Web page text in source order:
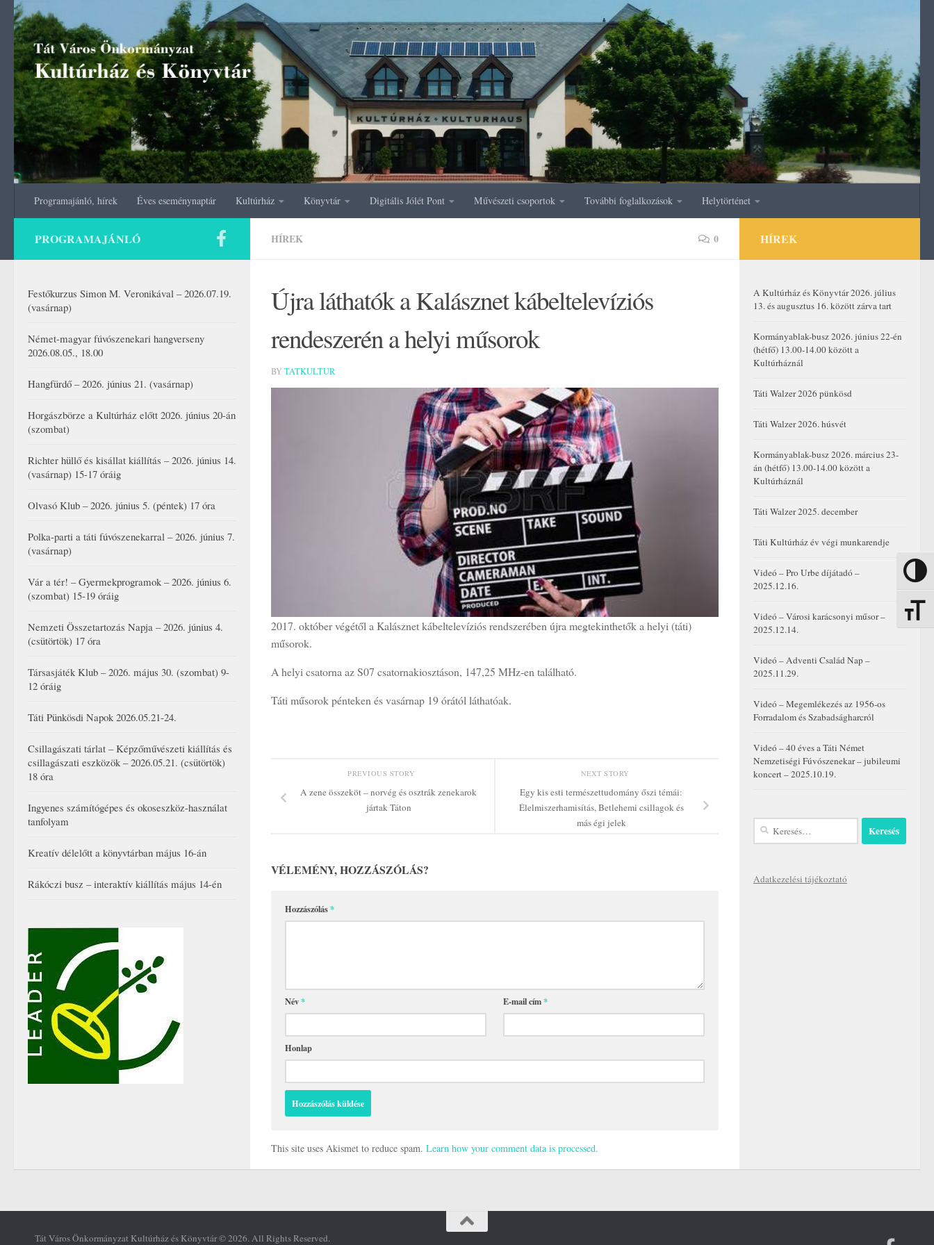
Nagy
Skip to content
Programajánló, hírek Éves eseménynaptár Kultúrház Könyvtár Digitális Jólét Pont Művészeti csoportok További foglalkozások Helytörténet
HÍREK 0
Újra láthatók a Kalásznet kábeltelevíziós
rendeszerén a helyi műsorok
BY TATKULTUR
2017. október végétől a Kalásznet kábeltelevíziós rendszerében újra megtekinthetők a helyi (táti)
műsorok.
A helyi csatorna az S07 csatornakiosztáson, 147,25 MHz-en található.
Táti műsorok pénteken és vasárnap 19 órától láthatóak.
NEXT STORY
Egy kis esti természettudomány őszi témái:
Élelmiszerhamisítás, Betlehemi csillagok és
más égi jelek
PREVIOUS STORY
A zene összeköt – norvég és osztrák zenekarok
jártak Táton
VÉLEMÉNY, HOZZÁSZÓLÁS?
Hozzászólás*
Név* E-mail cím*
Honlap
This site uses Akismet to reduce spam. Learn how your comment data is processed.
PROGRAMAJÁNLÓ
Festőkurzus Simon M. Veronikával – 2026.07.19.
(vasárnap)
Német-magyar fúvószenekari hangverseny
2026.08.05., 18.00
Hangfürdő – 2026. június 21. (vasárnap)
Horgászbörze a Kultúrház előtt 2026. június 20-án
(szombat)
Richter hüllő és kisállat kiállítás – 2026. június 14.
(vasárnap) 15-17 óráig
Olvasó Klub – 2026. június 5. (péntek) 17 óra
Polka-parti a táti fúvószenekarral – 2026. június 7.
(vasárnap)
Vár a tér! – Gyermekprogramok – 2026. június 6.
(szombat) 15-19 óráig
Nemzeti Összetartozás Napja – 2026. június 4.
(csütörtök) 17 óra
Társasjáték Klub – 2026. május 30. (szombat) 9-
12 óráig
Táti Pünkösdi Napok 2026.05.21-24.
Csillagászati tárlat – Képzőművészeti kiállítás és
csillagászati eszközök – 2026.05.21. (csütörtök)
18 óra
Ingyenes számítógépes és okoseszköz-használat
tanfolyam
Kreatív délelőtt a könyvtárban május 16-án
Rákóczi busz – interaktív kiállítás május 14-én
HÍREK
A Kultúrház és Könyvtár 2026. július
13. és augusztus 16. között zárva tart
Kormányablak-busz 2026. június 22-én
(hétfő) 13.00-14.00 között a
Kultúrháznál
Táti Walzer 2026 pünkösd
Táti Walzer 2026. húsvét
Kormányablak-busz 2026. március 23-
án (hétfő) 13.00-14.00 között a
Kultúrháznál
Táti Walzer 2025. december
Táti Kultúrház év végi munkarendje
Videó – Pro Urbe díjátadó –
2025.12.16.
Videó – Városi karácsonyi műsor –
2025.12.14.
Videó – Adventi Család Nap –
2025.11.29.
Videó – Megemlékezés az 1956-os
Forradalom és Szabadságharcról
Videó – 40 éves a Táti Német
Nemzetiségi Fúvószenekar – jubileumi
koncert – 2025.10.19.
Keresés:
Adatkezelési tájékoztató
Tát Város Önkormányzat Kultúrház és Könyvtár © 2026. All Rights Reserved.